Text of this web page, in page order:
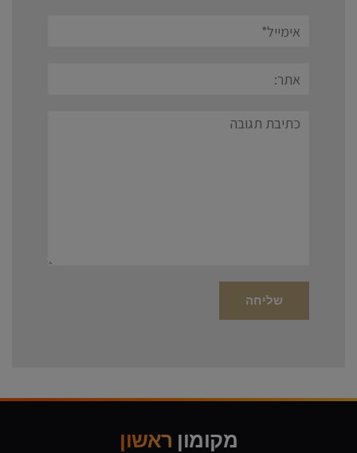
תגובה
מקומון ראשון